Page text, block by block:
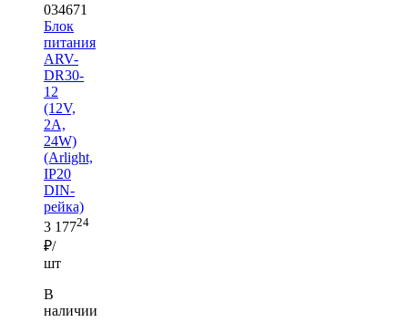
034671
Блок
питания
ARV-
DR30-
12
(12V,
2A,
24W)
(Arlight,
IP20
DIN-
рейка)
3 17724
₽/
шт
В
наличии